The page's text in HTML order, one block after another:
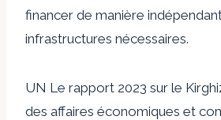
financer de manière
infrastructures nécessaires.
UN Le rapport 2023 sur le
des affaires économiques et